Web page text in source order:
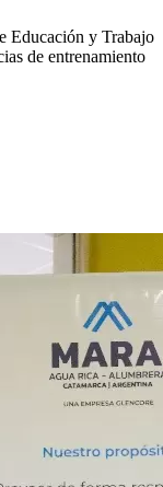
Educación y Trabajo
de entrenamiento